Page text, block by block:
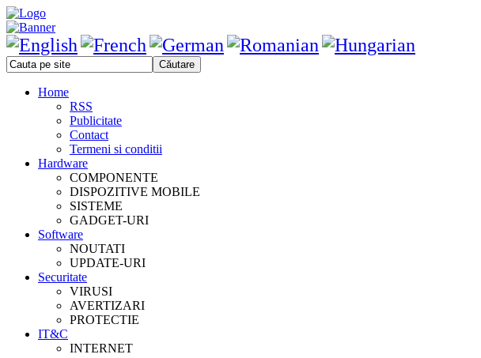
Home
RSS
Publicitate
Contact
Termeni si conditii
Hardware
COMPONENTE
DISPOZITIVE MOBILE
SISTEME
GADGET-URI
Software
NOUTATI
UPDATE-URI
Securitate
VIRUSI
AVERTIZARI
PROTECTIE
IT&C
INTERNET